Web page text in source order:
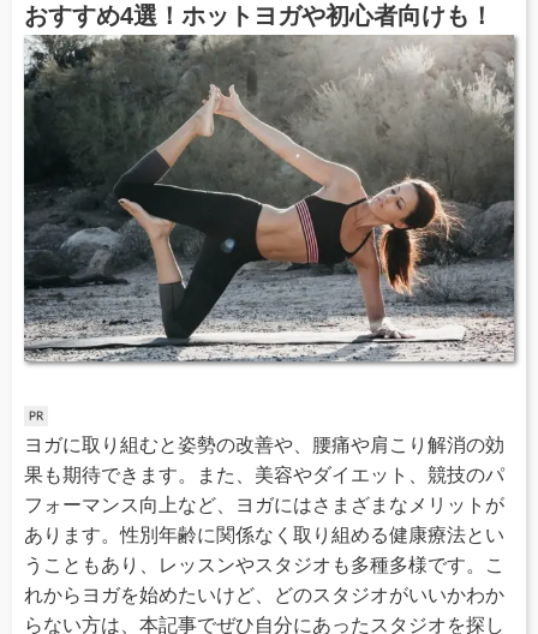
おすすめ4選！ホットヨガや初心者向けも！
ヨガに取り組むと姿勢の改善や、腰痛や肩こり解消の効
果も期待できます。また、美容やダイエット、競技のパ
フォーマンス向上など、ヨガにはさまざまなメリットが
あります。性別年齢に関係なく取り組める健康療法とい
うこともあり、レッスンやスタジオも多種多様です。こ
れからヨガを始めたいけど、どのスタジオがいいかわか
らない方は、本記事でぜひ自分にあったスタジオを探し